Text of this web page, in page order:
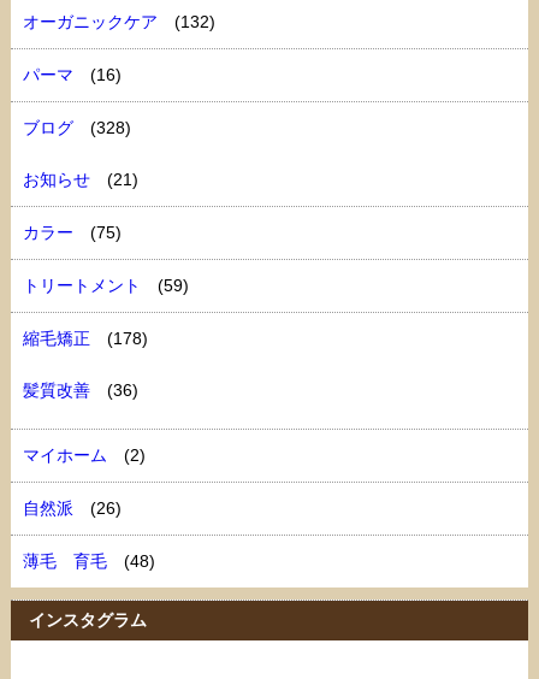
オーガニックケア (132)
パーマ (16)
ブログ (328)
お知らせ (21)
カラー (75)
トリートメント (59)
縮毛矯正 (178)
髪質改善 (36)
マイホーム (2)
自然派 (26)
薄毛 育毛 (48)
インスタグラム